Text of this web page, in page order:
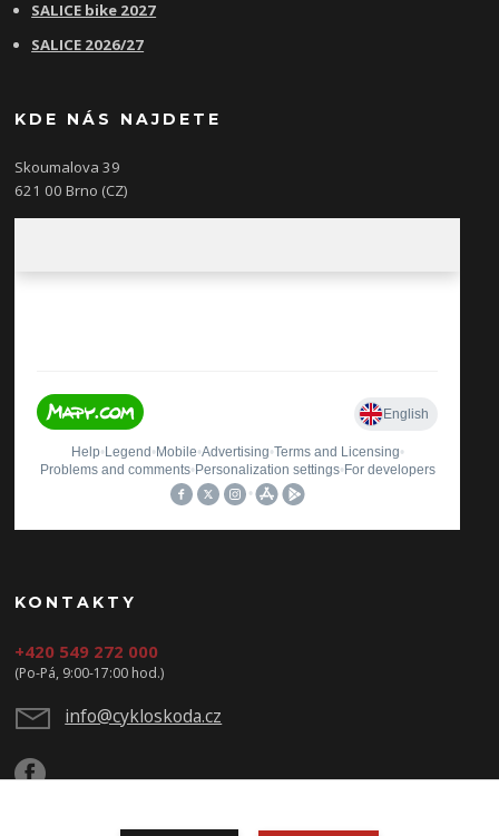
SALICE bike 2027
SALICE 2026/27
KDE NÁS NAJDETE
Skoumalova 39
621 00 Brno (CZ)
KONTAKTY
+420 549 272 000
(Po-Pá, 9:00-17:00 hod.)
info@cykloskoda.cz